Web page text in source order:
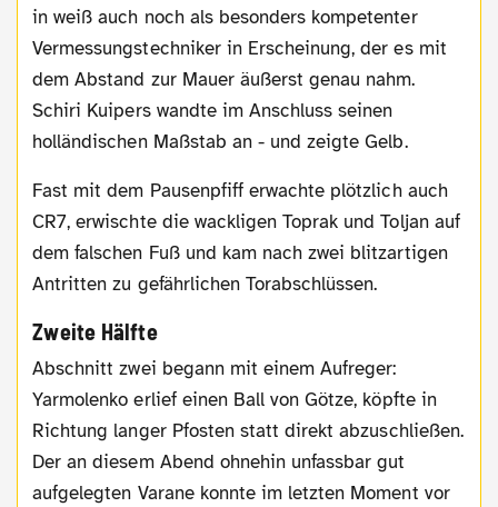
in weiß auch noch als besonders kompetenter
Vermessungstechniker in Erscheinung, der es mit
dem Abstand zur Mauer äußerst genau nahm.
Schiri Kuipers wandte im Anschluss seinen
holländischen Maßstab an - und zeigte Gelb.
Fast mit dem Pausenpfiff erwachte plötzlich auch
CR7, erwischte die wackligen Toprak und Toljan auf
dem falschen Fuß und kam nach zwei blitzartigen
Antritten zu gefährlichen Torabschlüssen.
Zweite Hälfte
Abschnitt zwei begann mit einem Aufreger:
Yarmolenko erlief einen Ball von Götze, köpfte in
Richtung langer Pfosten statt direkt abzuschließen.
Der an diesem Abend ohnehin unfassbar gut
aufgelegten Varane konnte im letzten Moment vor